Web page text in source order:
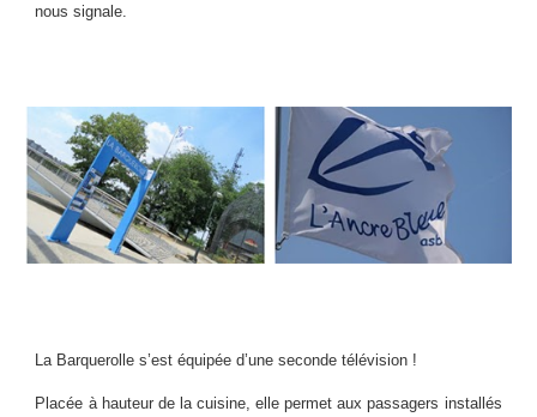
nous signale.
La Barquerolle s’est équipée d’une seconde télévision !
Placée à hauteur de la cuisine, elle permet aux passagers installés